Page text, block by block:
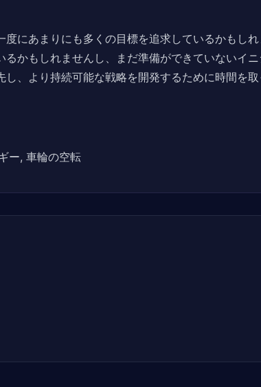
にあまりにも多くの目標を追求しているかもし
かもしれませんし、まだ準備ができていないイ
、より持続可能な戦略を開発するために時間を
ー, 車輪の空転